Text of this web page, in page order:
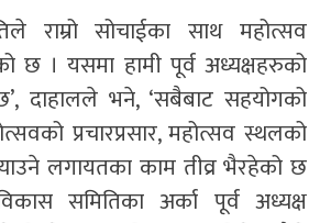
राम्रो सोचाईका साथ महोत्सव
छ । यसमा हामी पूर्व अध्यक्षहरुको
दाहालले भने, ‘सबैबाट सहयोगको
प्रचारप्रसार, महोत्सव स्थलको
लगायतका काम तीव्र भैरहेको छ
समितिका अर्का पूर्व अध्यक्ष